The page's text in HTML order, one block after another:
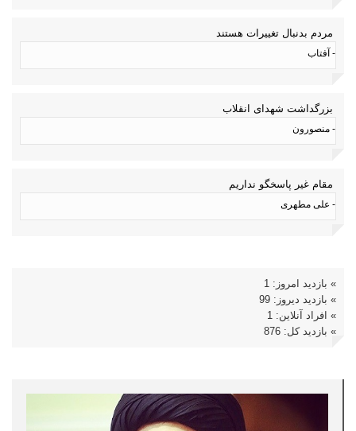
مردم بدنبال تغییرات هستند
- آفتاب
بزرگداشت شهدای انقلاب
- منصورون
مقام غیر پاسخگو نداریم
- علی مطهری
» بازدید امروز: 1
» بازدید دیروز: 99
» افراد آنلاین: 1
» بازدید کل: 876